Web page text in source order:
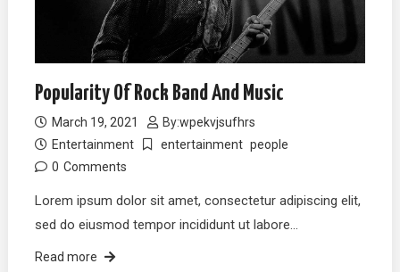
Popularity Of Rock Band And Music
March 19, 2021 By:wpekvjsufhrs
Entertainment
entertainment people
0 Comments
Lorem ipsum dolor sit amet, consectetur adipiscing elit,
sed do eiusmod tempor incididunt ut labore…
Read more